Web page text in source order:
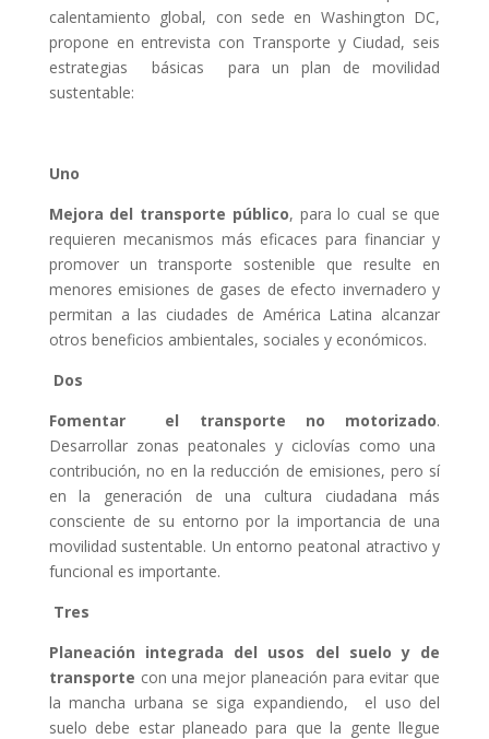
calentamiento global, con sede en Washington DC,
propone en entrevista con Transporte y Ciudad, seis
estrategias básicas para un plan de movilidad
sustentable:
Uno
Mejora del transporte público, para lo cual se que
requieren mecanismos más eficaces para financiar y
promover un transporte sostenible que resulte en
menores emisiones de gases de efecto invernadero y
permitan a las ciudades de América Latina alcanzar
otros beneficios ambientales, sociales y económicos.
Dos
Fomentar el transporte no motorizado.
Desarrollar zonas peatonales y ciclovías como una
contribución, no en la reducción de emisiones, pero sí
en la generación de una cultura ciudadana más
consciente de su entorno por la importancia de una
movilidad sustentable. Un entorno peatonal atractivo y
funcional es importante.
Tres
Planeación integrada del usos del suelo y de
transporte con una mejor planeación para evitar que
la mancha urbana se siga expandiendo, el uso del
suelo debe estar planeado para que la gente llegue